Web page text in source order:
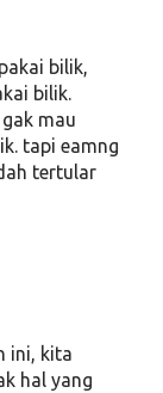
bilik,
bilik.
mau
tapi eamng
tertular
ini, kita
hal yang